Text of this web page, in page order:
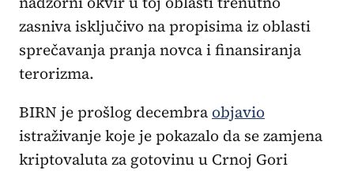
zasniva isključivo na propisima iz oblasti
sprečavanja pranja novca i finansiranja
terorizma.
BIRN je prošlog decembra objavio
istraživanje koje je pokazalo da se zamjena
kriptovaluta za gotovinu u Crnoj Gori